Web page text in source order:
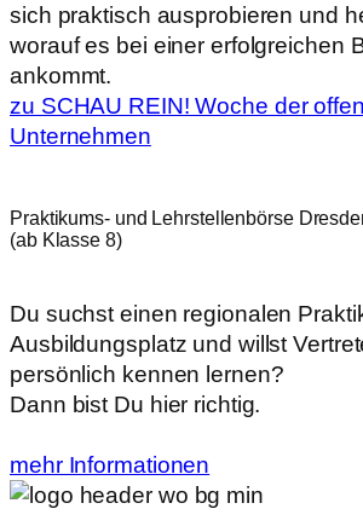
sich praktisch ausprobieren und
worauf es bei einer erfolgreichen
ankommt.
zu SCHAU REIN! Woche der
Unternehmen
Praktikums- und Lehrstellenbörse
(ab Klasse 8)
Du suchst einen regionalen
Ausbildungsplatz und willst
persönlich kennen lernen?
Dann bist Du hier richtig.
mehr Informationen